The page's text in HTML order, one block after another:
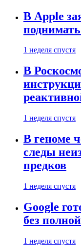
В Apple
1 неделя спустя
В
1 неделя спустя
В геноме
следы
предков
1 неделя спустя
Google
без
1 неделя спустя